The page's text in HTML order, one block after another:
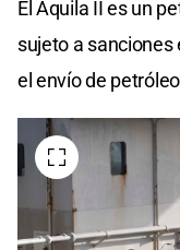
El Aquila II es un
sujeto a
el envío de